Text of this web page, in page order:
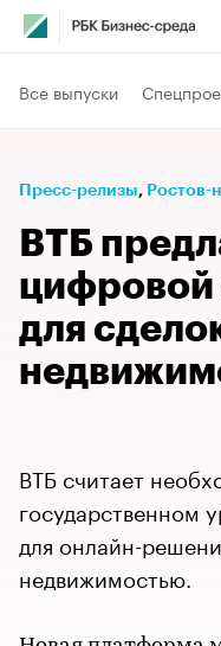
Все выпуски
Пресс-релизы⁠, Ростов-
ВТБ
цифровой
для
ВТБ считает
государственном
для онлайн-
недвижимостью.